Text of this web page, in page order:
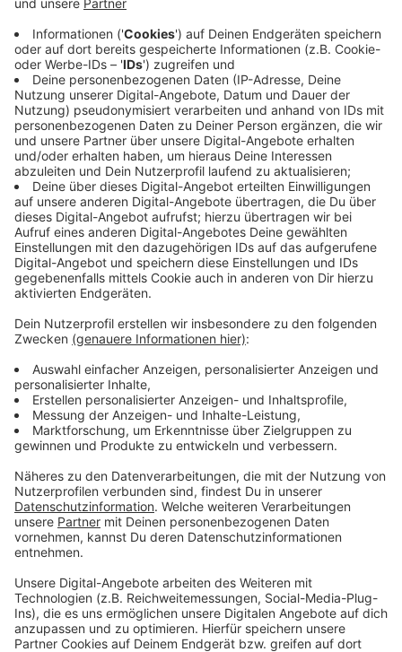
Anzeige
Gerade noch die Apokalypse überlebt, führt unsPaul
WELT". Mit feinsinnigem Humor reißt er die Fassaden
des Scheinbaren ein und zeigt, wo die Menschheit
wirklich steht: willkommen in der Hölle. Äußerer
Reichtum trifft auf innere Leere, künstliche
Paul wird zum Sisyphos der modernen Welt – ein
Dilemma für ihn, aber der größte Spaß des Jahres für
die Zuschauer.